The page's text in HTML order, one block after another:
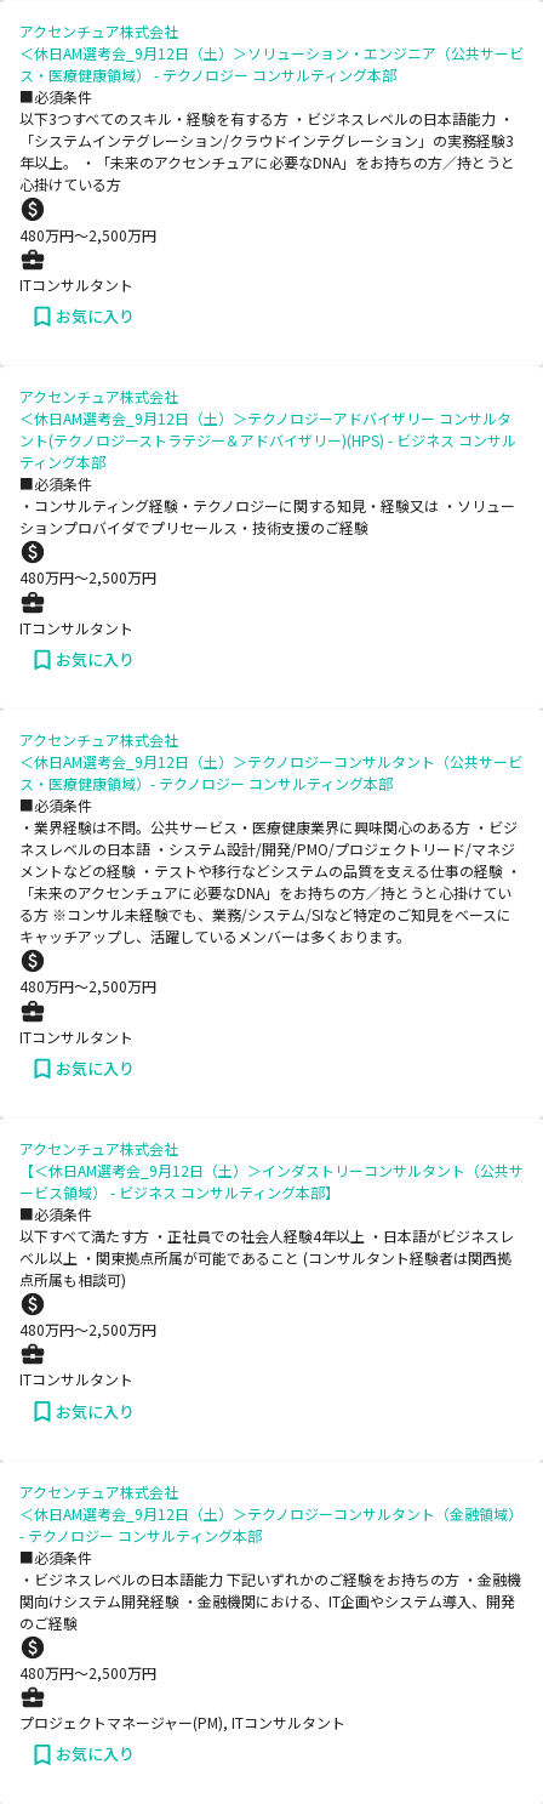
アクセンチュア株式会社
＜休日AM選考会_9月12日（土）＞ソリューション・エンジニア（公共サービ
ス・医療健康領域） - テクノロジー コンサルティング本部
■必須条件
以下3つすべてのスキル・経験を有する方 ・ビジネスレベルの日本語能力 ・
「システムインテグレーション/クラウドインテグレーション」の実務経験3
年以上。 ・「未来のアクセンチュアに必要なDNA」をお持ちの方／持とうと
心掛けている方
480万円〜2,500万円
ITコンサルタント
お気に入り
アクセンチュア株式会社
＜休日AM選考会_9月12日（土）＞テクノロジーアドバイザリー コンサルタ
ント(テクノロジーストラテジー＆アドバイザリー)(HPS) - ビジネス コンサル
ティング本部
■必須条件
・コンサルティング経験・テクノロジーに関する知見・経験又は ・ソリュー
ションプロバイダでプリセールス・技術支援のご経験
480万円〜2,500万円
ITコンサルタント
お気に入り
アクセンチュア株式会社
＜休日AM選考会_9月12日（土）＞テクノロジーコンサルタント（公共サービ
ス・医療健康領域）- テクノロジー コンサルティング本部
■必須条件
・業界経験は不問。公共サービス・医療健康業界に興味関心のある方 ・ビジ
ネスレベルの日本語 ・システム設計/開発/PMO/プロジェクトリード/マネジ
メントなどの経験 ・テストや移行などシステムの品質を支える仕事の経験 ・
「未来のアクセンチュアに必要なDNA」をお持ちの方／持とうと心掛けてい
る方 ※コンサル未経験でも、業務/システム/SIなど特定のご知見をベースに
キャッチアップし、活躍しているメンバーは多くおります。
480万円〜2,500万円
ITコンサルタント
お気に入り
アクセンチュア株式会社
【＜休日AM選考会_9月12日（土）＞インダストリーコンサルタント（公共サ
ービス領域） - ビジネス コンサルティング本部】
■必須条件
以下すべて満たす方 ・正社員での社会人経験4年以上 ・日本語がビジネスレ
ベル以上 ・関東拠点所属が可能であること (コンサルタント経験者は関西拠
点所属も相談可)
480万円〜2,500万円
ITコンサルタント
お気に入り
アクセンチュア株式会社
＜休日AM選考会_9月12日（土）＞テクノロジーコンサルタント（金融領域）
- テクノロジー コンサルティング本部
■必須条件
・ビジネスレベルの日本語能力 下記いずれかのご経験をお持ちの方 ・金融機
関向けシステム開発経験 ・金融機関における、IT企画やシステム導入、開発
のご経験
480万円〜2,500万円
プロジェクトマネージャー(PM), ITコンサルタント
お気に入り